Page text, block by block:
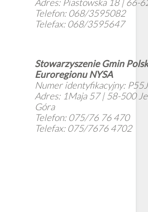
Telefon: 068/3595082
Telefax: 068/3595647
Stowarzyszenie Gmin
Euroregionu NYSA
Numer identyfikacyjny: P55J
Adres: 1Maja 57 | 58-500
Góra
Telefon: 075/76 76 470
Telefax: 075/7676 4702